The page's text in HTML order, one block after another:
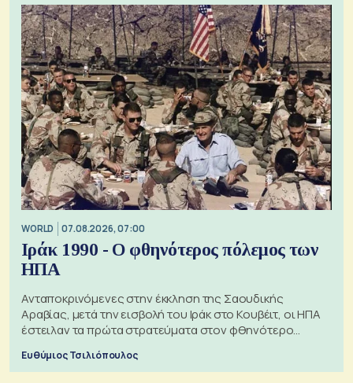
WORLD 07.08.2026, 07:00
Ιράκ 1990 - Ο φθηνότερος πόλεμος των
ΗΠΑ
Ανταποκρινόμενες στην έκκληση της Σαουδικής
Αραβίας, μετά την εισβολή του Ιράκ στο Κουβέιτ, οι ΗΠΑ
έστειλαν τα πρώτα στρατεύματα στον φθηνότερο
Ευθύμιος Τσιλιόπουλος